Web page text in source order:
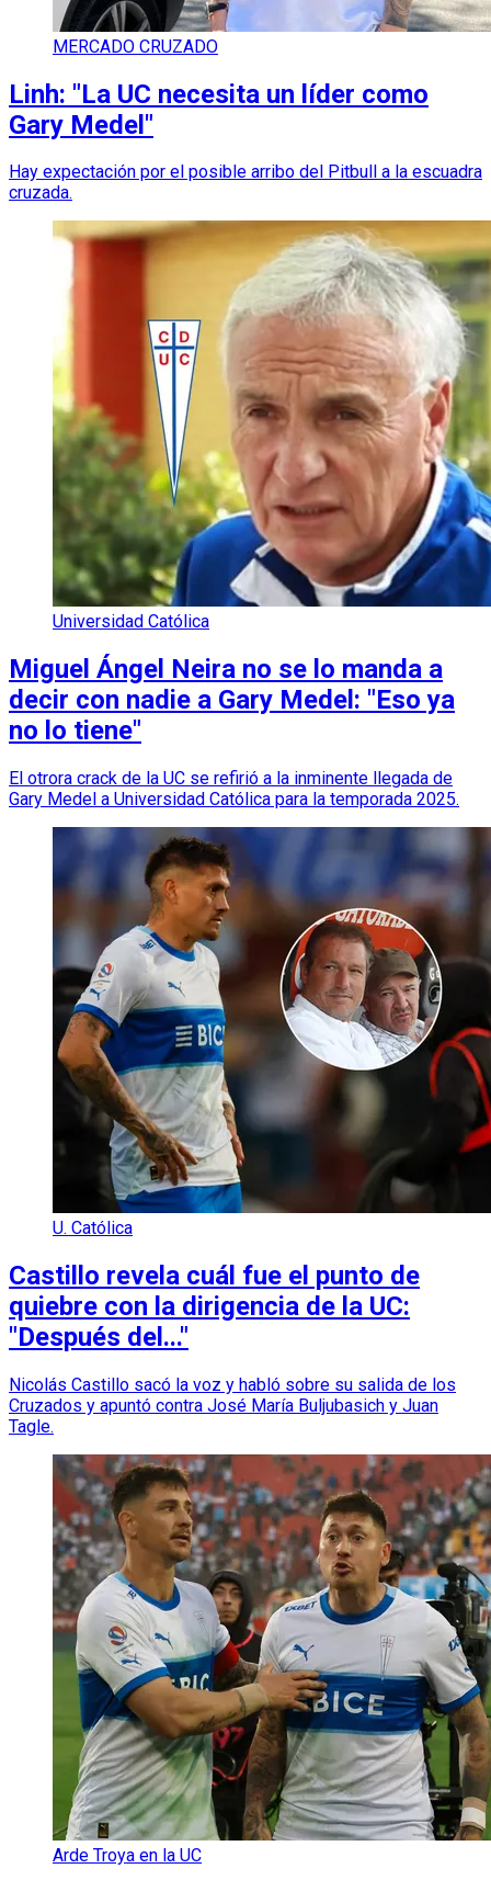
MERCADO CRUZADO
Linh: "La UC necesita un líder como
Gary Medel"
Hay expectación por el posible arribo del Pitbull a la escuadra
cruzada.
Universidad Católica
Miguel Ángel Neira no se lo manda a
decir con nadie a Gary Medel: "Eso ya
no lo tiene"
El otrora crack de la UC se refirió a la inminente llegada de
Gary Medel a Universidad Católica para la temporada 2025.
U. Católica
Castillo revela cuál fue el punto de
quiebre con la dirigencia de la UC:
"Después del..."
Nicolás Castillo sacó la voz y habló sobre su salida de los
Cruzados y apuntó contra José María Buljubasich y Juan
Tagle.
Arde Troya en la UC